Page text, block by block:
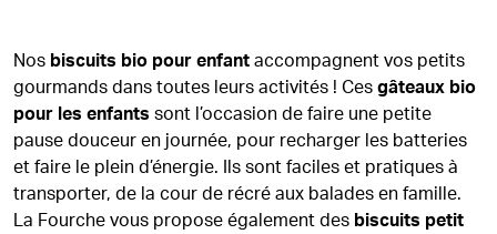
Nos biscuits bio pour enfant accompagnent vos petits
gourmands dans toutes leurs activités ! Ces gâteaux bio
pour les enfants sont l’occasion de faire une petite
pause douceur en journée, pour recharger les batteries
et faire le plein d’énergie. Ils sont faciles et pratiques à
transporter, de la cour de récré aux balades en famille.
La Fourche vous propose également des biscuits petit